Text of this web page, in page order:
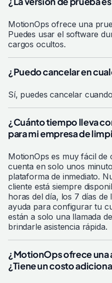
MotionOps ofrece una
Puedes usar el software
cargos ocultos.
¿Puedo cancelar en
Sí, puedes cancelar
¿Cuánto tiempo lleva
para mi empresa de
MotionOps es muy fácil
cuenta en solo unos
plataforma de inmediato.
cliente está siempre
horas del día, los 7 días de
ayuda para configurar tu
están a solo una llamada
brindarle asistencia rápida.
¿MotionOps ofrece
¿Tiene un costo